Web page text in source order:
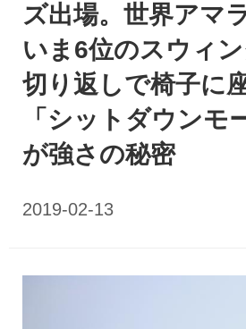
ズ出場。世界アマ
いま6位のスウィン
切り返しで椅子に
「シットダウンモ
が強さの秘密